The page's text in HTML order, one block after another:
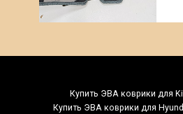
Купить ЭВА коврики для
Купить ЭВА коврики для